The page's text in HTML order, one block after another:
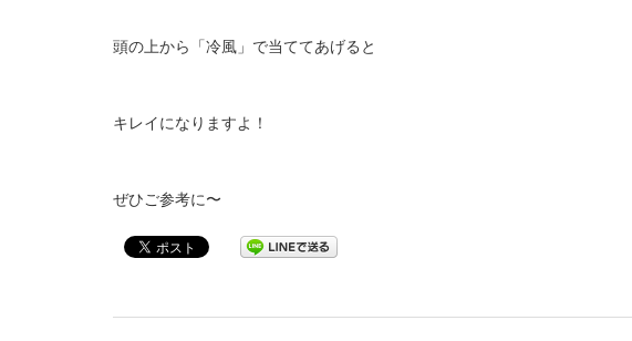
頭の上から「冷風」で当ててあげると
キレイになりますよ！
ぜひご参考に〜